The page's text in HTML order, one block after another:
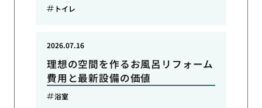
トイレ
理想の空間を作るお風呂リフォーム
費用と最新設備の価値
2026.07.16
浴室